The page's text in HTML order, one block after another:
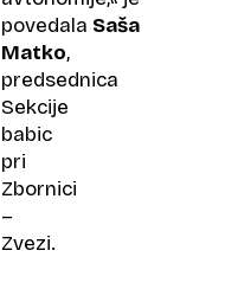
povedala Saša
Matko,
predsednica
Sekcije
babic
pri
Zbornici
–
Zvezi.